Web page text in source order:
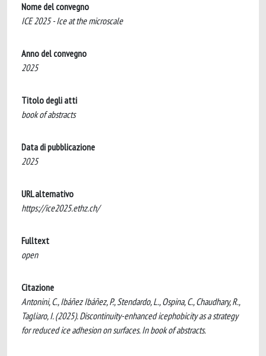
Nome del convegno
ICE 2025 - Ice at the microscale
Anno del convegno
2025
Titolo degli atti
book of abstracts
Data di pubblicazione
2025
URL alternativo
https://ice2025.ethz.ch/
Fulltext
open
Citazione
Antonini, C., Ibáñez Ibáñez, P., Stendardo, L., Ospina, C., Chaudhary, R.,
Tagliaro, I. (2025). Discontinuity-enhanced icephobicity as a strategy
for reduced ice adhesion on surfaces. In book of abstracts.